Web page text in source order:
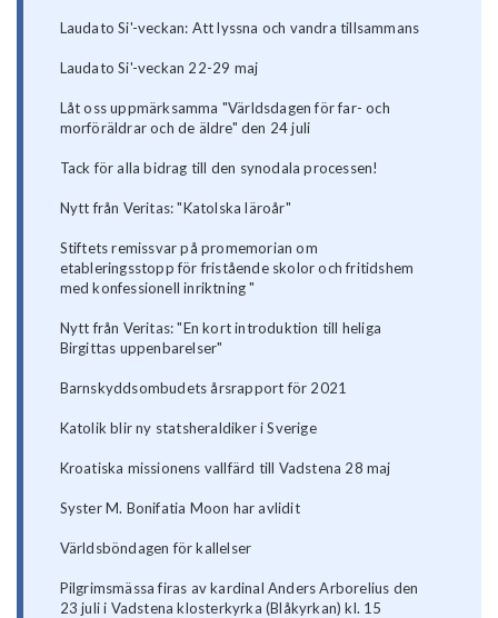
Laudato Si'-veckan: Att lyssna och vandra tillsammans
Laudato Si'-veckan 22-29 maj
Låt oss uppmärksamma "Världsdagen för far- och
morföräldrar och de äldre" den 24 juli
Tack för alla bidrag till den synodala processen!
Nytt från Veritas: "Katolska läroår"
Stiftets remissvar på promemorian om
etableringsstopp för fristående skolor och fritidshem
med konfessionell inriktning "
Nytt från Veritas: "En kort introduktion till heliga
Birgittas uppenbarelser"
Barnskyddsombudets årsrapport för 2021
Katolik blir ny statsheraldiker i Sverige
Kroatiska missionens vallfärd till Vadstena 28 maj
Syster M. Bonifatia Moon har avlidit
Världsböndagen för kallelser
Pilgrimsmässa firas av kardinal Anders Arborelius den
23 juli i Vadstena klosterkyrka (Blåkyrkan) kl. 15